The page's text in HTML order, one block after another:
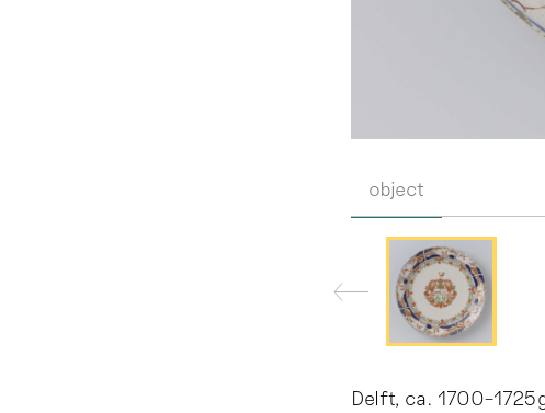
object
Delft, ca.